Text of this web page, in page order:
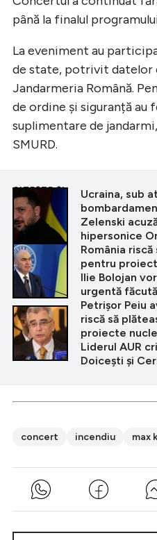
până la finalul
La eveniment au
de state, potrivit datelor
Jandarmeria Română.
de ordine și siguranță
suplimentare de
SMURD.
CITEȘTE ȘI
Ucraina, sub
Zelenski
hipersonice
România
pentru
Ilie Bolojan
urgentă
Petrișor Peiu
riscă să
proiecte
Liderul AUR
Doicești și
concert incendiu max